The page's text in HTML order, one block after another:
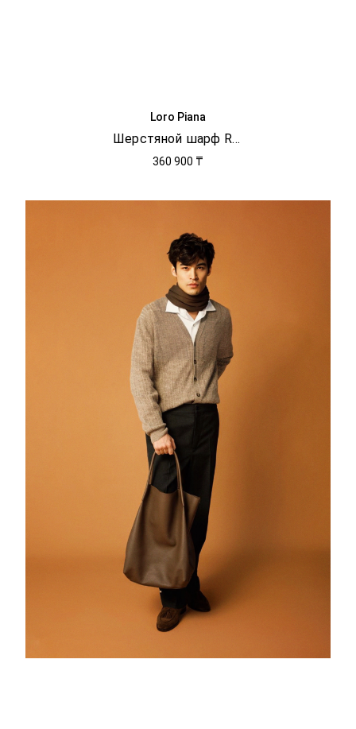
Loro Piana
Шерстяной шарф Rombo
360 900 ₸